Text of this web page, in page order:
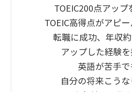
TOEIC200点アップ
TOEIC高得点がアピー
転職に成功、年収
アップした経験を
英語が苦手で
自分の将来こう